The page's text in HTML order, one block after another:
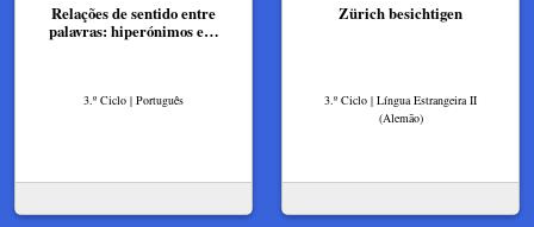
Relações de sentido entre
palavras: hiperónimos e…
3.º Ciclo | Português
Zürich besichtigen
3.º Ciclo | Língua Estrangeira II
(Alemão)